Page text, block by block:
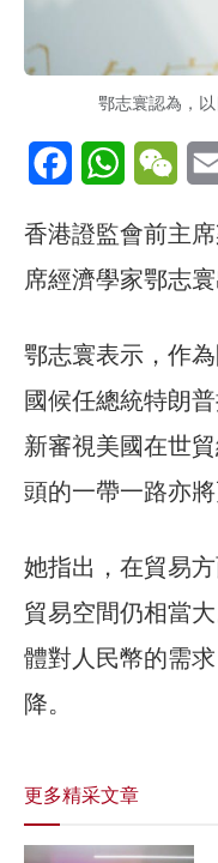
鄂志寰認為，
FacebookWhatsApp
香港證監會前主
席經濟學家鄂志
鄂志寰表示，作
國候任總統特朗
新審視美國在世
頭的一帶一路亦
她指出，在貿易
貿易空間仍相當
體對人民幣的需
降。
更多精采文章